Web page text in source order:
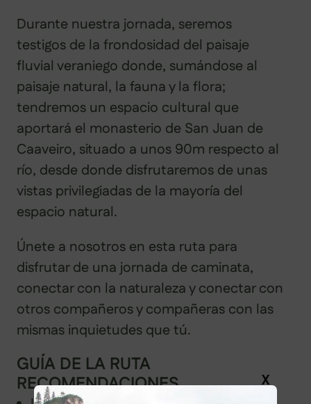
Durante nuestra jornada, seremos
testigos de la frondosidad del paisaje
fluvial veraniego donde, sumándose al
paisaje natural, la fauna y la flora;
tendremos un espacio cultural que
aportará el monasterio de San Juan de
Caaveiro, situado a unos 90m respecto al
río, desde donde disfrutaremos de unas
vistas privilegiadas de la mayoría del
espacio natural.
Únete a nosotros en esta ruta para
disfrutar de una jornada de caminata,
conectar con la naturaleza y conectar con
otros compañeros y compañeras con las
mismas inquietudes que tú.
GUÍA DE LA RUTA
RECOMENDACIONES
X